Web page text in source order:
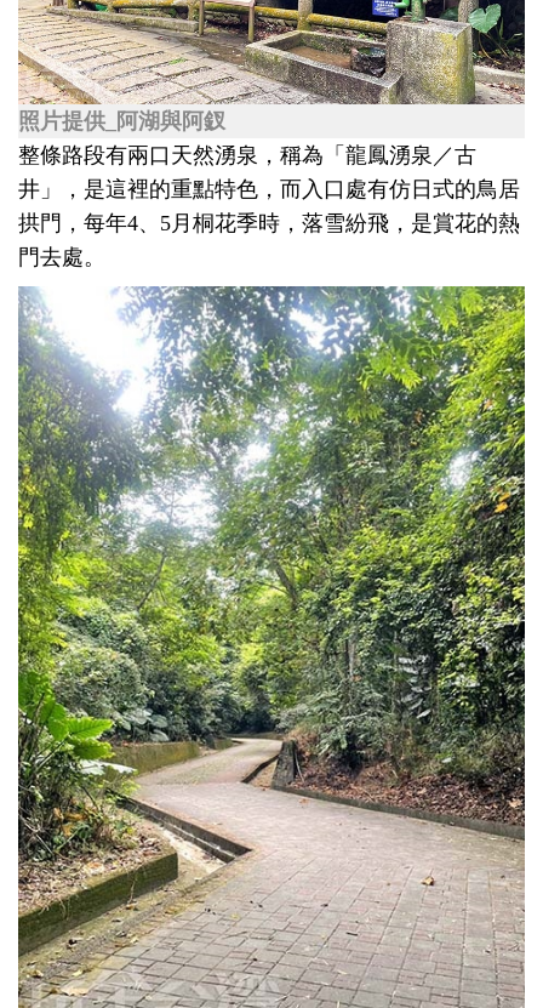
照片提供_阿湖與阿釵
整條路段有兩口天然湧泉，稱為「龍鳳湧泉／古
井」，是這裡的重點特色，而入口處有仿日式的鳥居
拱門，每年4、5月桐花季時，落雪紛飛，是賞花的熱
門去處。